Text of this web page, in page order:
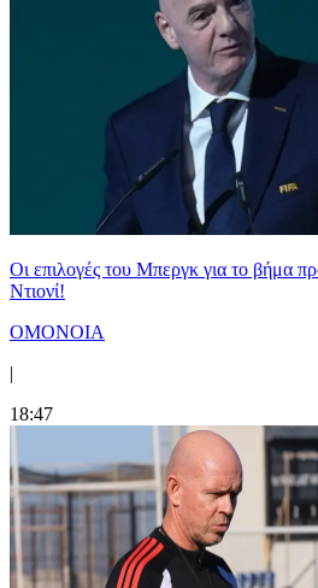
Οι επιλογές του Μπεργκ για το βήμα
Ντιονί!
ΟΜΟΝΟΙΑ
|
18:47